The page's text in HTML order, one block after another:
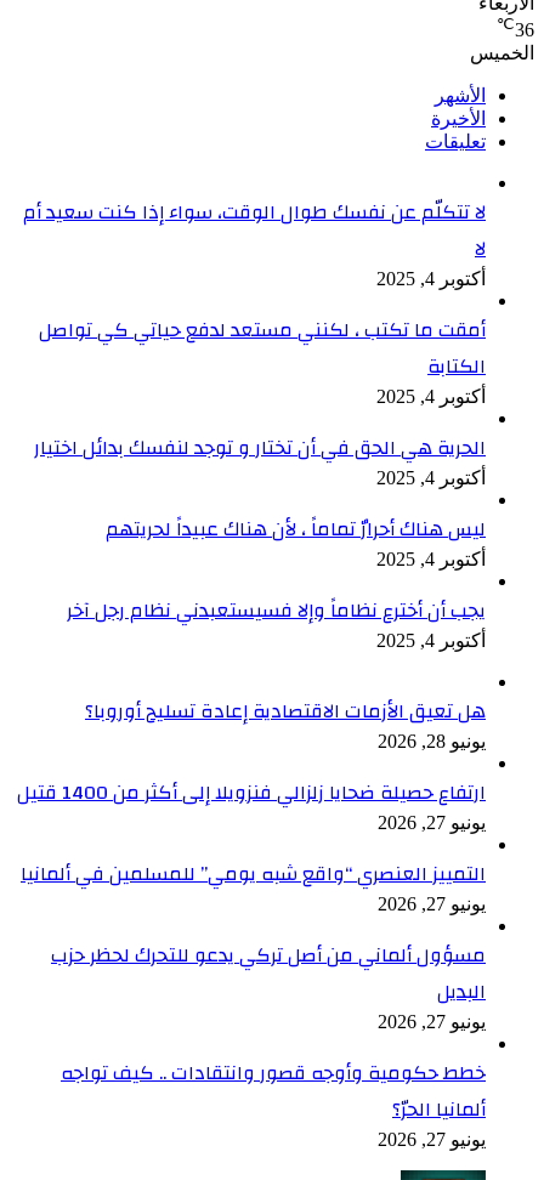
36
℃
الخميس
الأشهر
الأخيرة
تعليقات
لا تتكلّم عن نفسك طوال الوقت، سواء إذا كنت سعيد أم
لا
أكتوبر 4, 2025
أمقت ما تكتب ، لكنني مستعد لدفع حياتي كي تواصل
الكتابة
أكتوبر 4, 2025
الحرية هي الحق في أن تختار و توجد لنفسك بدائل اختيار
أكتوبر 4, 2025
ليس هناك أحرارٌ تماماً ، لأن هناك عبيداً لحريتهم
أكتوبر 4, 2025
يجب أن أخترع نظاماً وإلا فسيستعبدني نظام رجل آخر
أكتوبر 4, 2025
هل تعيق الأزمات الاقتصادية إعادة تسليح أوروبا؟
يونيو 28, 2026
ارتفاع حصيلة ضحايا زلزالي فنزويلا إلى أكثر من 1400 قتيل
يونيو 27, 2026
التمييز العنصري “واقع شبه يومي” للمسلمين في ألمانيا
يونيو 27, 2026
مسؤول ألماني من أصل تركي يدعو للتحرك لحظر حزب
البديل
يونيو 27, 2026
خطط حكومية وأوجه قصور وانتقادات .. كيف تواجه
ألمانيا الحرّ؟
يونيو 27, 2026